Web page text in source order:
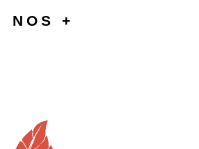
Nos +